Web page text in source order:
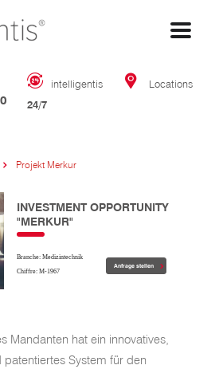
intelligentis
24/7
Locations
Projekt Merkur
INVESTMENT OPPORTUNITY
"MERKUR"
Branche: Medizintechnik
Chiffre: M-1967
Anfrage stellen
Mandanten hat ein innovatives,
System für den